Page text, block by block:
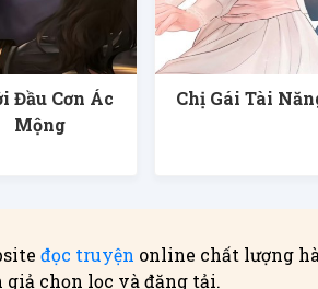
Đầu Cơn Ác
Mộng
Chị Gái Tài
đọc truyện online chất lượng
giả chọn lọc và đăng tải.